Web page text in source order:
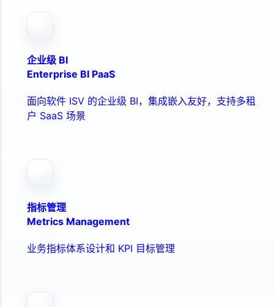
企业级 BI
Enterprise BI PaaS
面向软件 ISV 的企业级 BI，集成嵌入友好，支持多租
户 SaaS 场景
指标管理
Metrics Management
业务指标体系设计和 KPI 目标管理